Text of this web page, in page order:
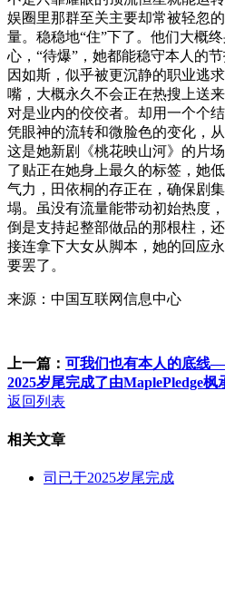
娱圈里那群至关主要却常被轻忽
量。稳稳地“住”下了。他们大概
心，“待爆”，她都能稳守本人的
因如斯，似乎被更沉静的职业逃
嘴，大概永久不会正在热搜上送
对是业内的佼佼者。却用一个个
凭眼神的流转和微脸色的变化，
这是她新剧《桃花映山河》的片
了贴正在她身上最久的标签，她
气力，田依桐的存正在，确保剧
塌。虽没有流量能带动初始热度
倒是支持起整部做品的那根柱，
接连拿下大女从脚本，她的回应
要罢了。
来源：中国互联网信息中心
上一篇： 可我们也有本人的底线
2025岁尾完成了由MaplePledge枫
返回列表
相关文章
司已于2025岁尾完成